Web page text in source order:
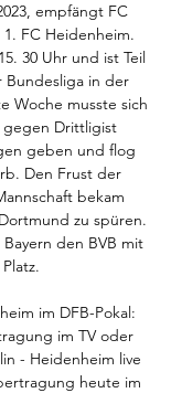
empfängt FC
FC Heidenheim.
30 Uhr und ist Teil
Bundesliga in der
Woche musste sich
Drittligist
geben und flog
Den Frust der
bekam
zu spüren.
den BVB mit
im DFB-Pokal:
im TV oder
- Heidenheim live
heute im